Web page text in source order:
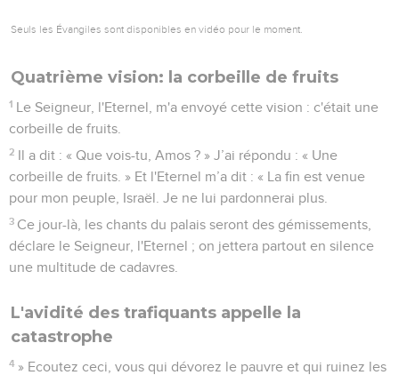
Seuls les Évangiles sont disponibles en vidéo pour le moment.
Quatrième vision: la corbeille de fruits
1 Le Seigneur, l'Eternel, m'a envoyé cette vision : c'était une
corbeille de fruits.
2 Il a dit : « Que vois-tu, Amos ? » J’ai répondu : « Une
corbeille de fruits. » Et l'Eternel m’a dit : « La fin est venue
pour mon peuple, Israël. Je ne lui pardonnerai plus.
3 Ce jour-là, les chants du palais seront des gémissements,
déclare le Seigneur, l'Eternel ; on jettera partout en silence
une multitude de cadavres.
L'avidité des trafiquants appelle la
catastrophe
4 » Ecoutez ceci, vous qui dévorez le pauvre et qui ruinez les